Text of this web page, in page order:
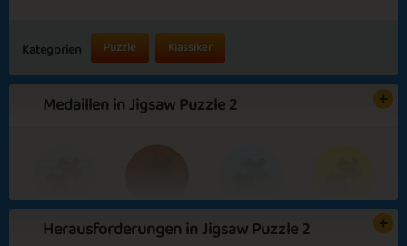
Kategorien Puzzle Klassiker
Medaillen in Jigsaw Puzzle 2
Herausforderungen in Jigsaw Puzzle 2